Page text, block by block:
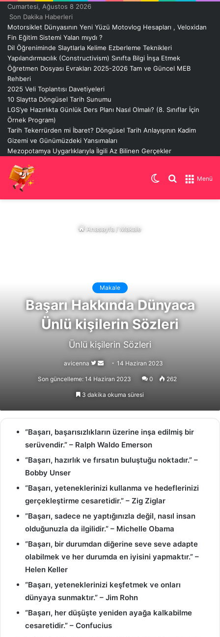
Cumartesi, Ağustos 8 2026
Son Dakika Haberleri
Motorsiklet Dünyasının Yeni Yüzü Motovlog Hesapları , Veloxidan
Fin Eğitim Sistemi Yalan mıydı ?
Dil Öğreniminde Slaytlarla Kelime Ezberleme Teknikleri
Yapılandırmacılık (Constructivism) Sınıfta Bilgi İnşa Etmek
Öğretmen Dosyası Evrakları 2025-2026 Tam ve Güncel MEB
Rehberi
2025 Veli Toplantısı Davetiyeleri
10 Slaytta Döngüsel Tarih Sunumu
LGS’ye Hazırlıkta Günlük Ders Planı Nasıl Olmalı? (8. Sınıflar İçin
Örnek Program)
Tarih Tekerrürden mi İbaret? Döngüsel Tarih Anlayışının Kadim
Gizemi ve Günümüzdeki Yansımaları
Mezopotamya Uygarlıklarıyla İlgili Az Bilinen Gerçekler
Menü
Arama
Dış
Anasayfa/Makale
Makale
Başarı Hakkında Dünyaca
Ünlü kişilerin Sözleri
Ünlü kişilerin Sözleri
avicenna
Follow
Bir
göndermek
14 Haziran 2023
Son güncelleme: 14 Haziran 2023 0 262
3 dakika okuma süresi
“Başarı, başarısızlıkların üzerine inşa edilmiş bir
serüvendir.” – Ralph Waldo Emerson
“Başarı, hazırlık ve fırsatın buluştuğu noktadır.” –
Bobby Unser
“Başarı, yeteneklerinizi kullanma ve hedeflerinizi
gerçekleştirme cesaretidir.” – Zig Ziglar
“Başarı, sadece ne yaptığınızla değil, nasıl insan
olduğunuzla da ilgilidir.” – Michelle Obama
“Başarı, bir durumdan diğerine seve seve adapte
olabilmek ve her durumda en iyisini yapmaktır.” –
Helen Keller
“Başarı, yeteneklerinizi keşfetmek ve onları
dünyaya sunmaktır.” – Jim Rohn
“Başarı, her düşüşte yeniden ayağa kalkabilme
cesaretidir.” – Confucius